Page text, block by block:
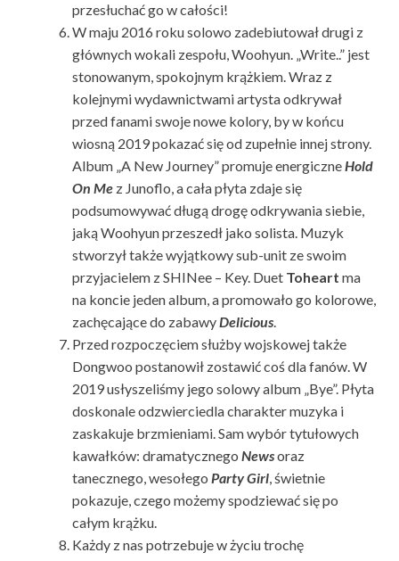
przesłuchać go w całości!
W maju 2016 roku solowo zadebiutował drugi z
głównych wokali zespołu, Woohyun. „Write..” jest
stonowanym, spokojnym krążkiem. Wraz z
kolejnymi wydawnictwami artysta odkrywał
przed fanami swoje nowe kolory, by w końcu
wiosną 2019 pokazać się od zupełnie innej strony.
Album „A New Journey” promuje energiczneHold
On Me z Junoflo, a cała płyta zdaje się
podsumowywać długą drogę odkrywania siebie,
jaką Woohyun przeszedł jako solista. Muzyk
stworzył także wyjątkowy sub-unit ze swoim
przyjacielem z SHINee – Key. Duet Toheart ma
na koncie jeden album, a promowało go kolorowe,
zachęcające do zabawyDelicious.
Przed rozpoczęciem służby wojskowej także
Dongwoo postanowił zostawić coś dla fanów. W
2019 usłyszeliśmy jego solowy album „Bye”. Płyta
doskonale odzwierciedla charakter muzyka i
zaskakuje brzmieniami. Sam wybór tytułowych
kawałków: dramatycznego Newsoraz
tanecznego, wesołego Party Girl, świetnie
pokazuje, czego możemy spodziewać się po
całym krążku.
Każdy z nas potrzebuje w życiu trochę